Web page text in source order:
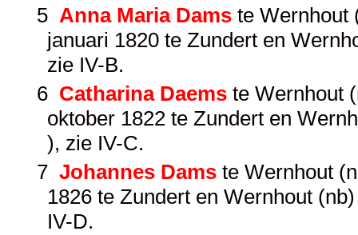
5 Anna Maria Dams te Wernhout
januari 1820 te Zundert en
zie IV-B.
6 Catharina Daems te Wernhout
oktober 1822 te Zundert en
), zie IV-C.
7 Johannes Dams te Wernhout
1826 te Zundert en Wernhout
IV-D.